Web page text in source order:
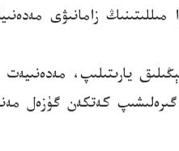
زامانىۋى
يارىتىلىپ،
كەتكەن گۈزەل